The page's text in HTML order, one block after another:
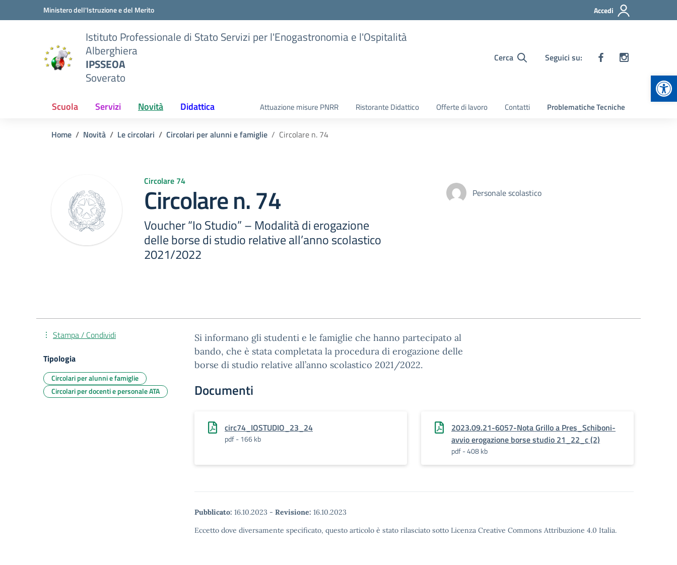
Vai ai contenuti
Vai al menu di navigazioneMinistero dell'Istruzione e del Merito Accedi
Istituto Professionale di Stato Servizi per l'Enogastronomia e l'Ospitalità
Alberghiera
IPSSEOA
Soverato
Cerca Seguici su:
Scuola Servizi Novità Didattica Attuazione misure PNRR Ristorante Didattico Offerte di lavoro Contatti Problematiche Tecniche
Home Novità Le circolari Circolari per alunni e famiglie Circolare n. 74
Circolare 74
Circolare n. 74
Voucher “Io Studio” – Modalità di erogazione
delle borse di studio relative all’anno scolastico
2021/2022
Personale scolastico
Si informano gli studenti e le famiglie che hanno partecipato al
bando, che è stata completata la procedura di erogazione delle
borse di studio relative all’anno scolastico 2021/2022.
Documenti
circ74_IOSTUDIO_23_24
pdf - 166 kb
2023.09.21-6057-Nota Grillo a Pres_Schiboni-
avvio erogazione borse studio 21_22_c (2)
pdf - 408 kb
Pubblicato: 16.10.2023 - Revisione: 16.10.2023
Eccetto dove diversamente specificato, questo articolo è stato rilasciato sotto Licenza Creative Commons Attribuzione 4.0 Italia.
Stampa / Condividi
Tipologia
Circolari per alunni e famiglie
Circolari per docenti e personale ATA